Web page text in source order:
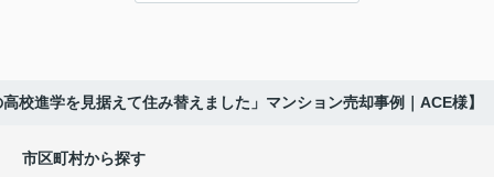
「立地も良く、長期保有したい物件です。」
校進学を見据えて住み替えました」マンション売却事例｜ACE様】
市区町村から探す